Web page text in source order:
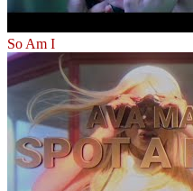
So Am I